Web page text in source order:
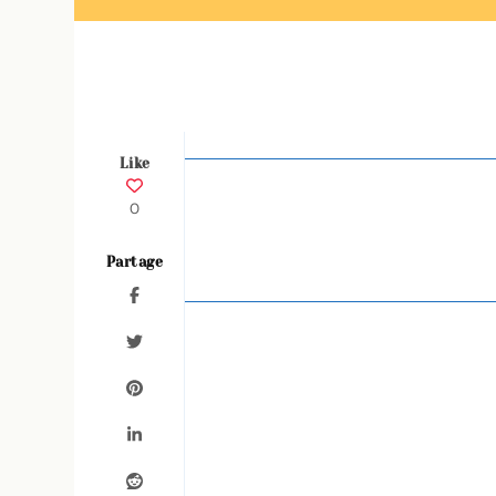
0
Like
Partage